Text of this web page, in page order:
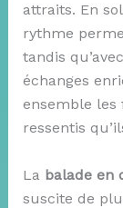
attraits. En
rythme
tandis
échanges
ensemble les
ressentis
La balade en
suscite de